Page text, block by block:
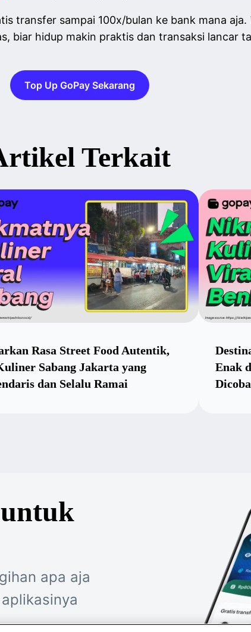
transfer sampai 100x/bulan ke bank mana aja.
biar hidup makin praktis dan transaksi lancar
Top Up GoPay Sekarang
Terkait
Rasa Street Food Autentik,
Sabang Jakarta yang
dan Selalu Ramai
Enak
apa aja